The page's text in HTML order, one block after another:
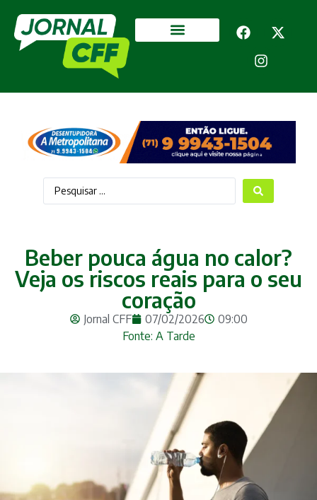
Beber pouca água no calor?
Veja os riscos reais para o seu
coração
Jornal CFF 07/02/2026
09:00
Fonte: A Tarde